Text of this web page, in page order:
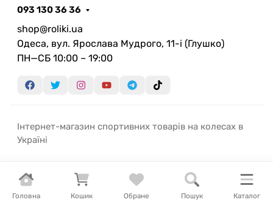
Головна Кошик Обране Пошук Каталог
093 130 36 36
shop@roliki.ua
Одеса, вул. Ярослава Мудрого, 11-i (Глушко)
ПН—СБ 10:00 – 19:00
Інтернет-магазин спортивних товарів на колесах в
Україні